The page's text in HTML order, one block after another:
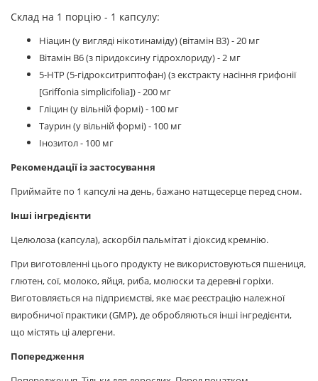
Склад на 1 порцію - 1 капсулу:
Ніацин (у вигляді нікотинаміду) (вітамін B3) - 20 мг
Вітамін B6 (з піридоксину гідрохлориду) - 2 мг
5-HTP (5-гідрокситриптофан) (з екстракту насіння грифонії
[Griffonia simplicifolia]) - 200 мг
Гліцин (у вільній формі) - 100 мг
Таурин (у вільній формі) - 100 мг
Інозитол - 100 мг
Рекомендації із застосування
Приймайте по 1 капсулі на день, бажано натщесерце перед сном.
Інші інгредієнти
Целюлоза (капсула), аскорбіл пальмітат і діоксид кремнію.
При виготовленні цього продукту не використовуються пшениця,
глютен, сої, молоко, яйця, риба, молюски та деревні горіхи.
Виготовляється на підприємстві, яке має реєстрацію належної
виробничої практики (GMP), де обробляються інші інгредієнти,
що містять ці алергени.
Попередження